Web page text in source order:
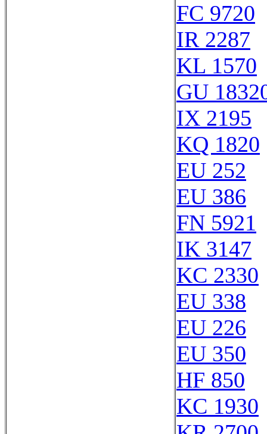
FC 9720
IR 2287
KL 1570
GU
IX 2195
KQ 1820
EU 252
EU 386
FN 5921
IK 3147
KC 2330
EU 338
EU 226
EU 350
HF 850
KC 1930